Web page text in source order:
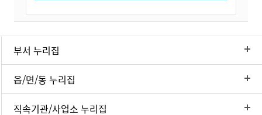
부서 누리집
읍/면/동 누리집
직속기관/사업소 누리집